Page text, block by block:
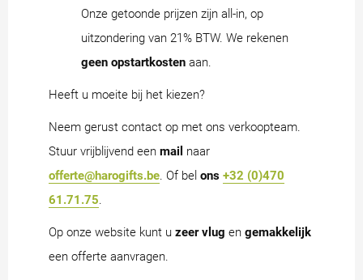
Onze getoonde prijzen zijn all-in, op
uitzondering van 21% BTW. We rekenen
geen opstartkosten aan.
Heeft u moeite bij het kiezen?
Neem gerust contact op met ons verkoopteam.
Stuur vrijblijvend een mail naar
offerte@harogifts.be. Of bel ons +32 (0)470
61.71.75.
Op onze website kunt u zeer vlug en gemakkelijk
een offerte aanvragen.